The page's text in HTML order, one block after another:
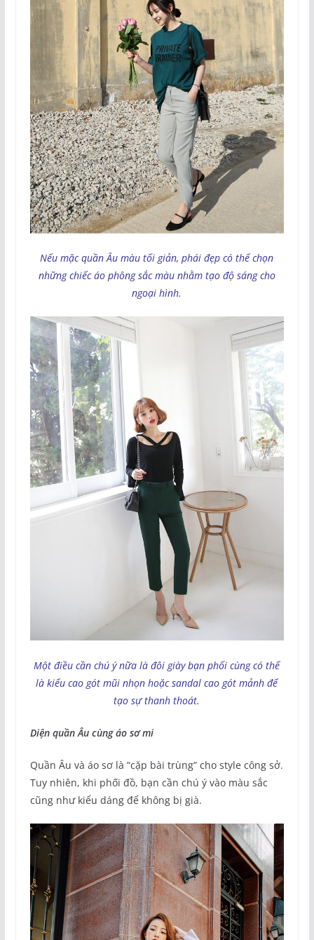
Nếu mặc quần Âu màu tối giản, phái đẹp có thể chọn
những chiếc áo phông sắc màu nhằm tạo độ sáng cho
ngoại hình.
Một điều cần chú ý nữa là đôi giày bạn phối cùng có thể
là kiểu cao gót mũi nhọn hoặc sandal cao gót mảnh để
tạo sự thanh thoát.
Diện quần Âu cùng áo sơ mi
Quần Âu và áo sơ là “cặp bài trùng” cho style công sở.
Tuy nhiên, khi phối đồ, bạn cần chú ý vào màu sắc
cũng như kiểu dáng để không bị già.